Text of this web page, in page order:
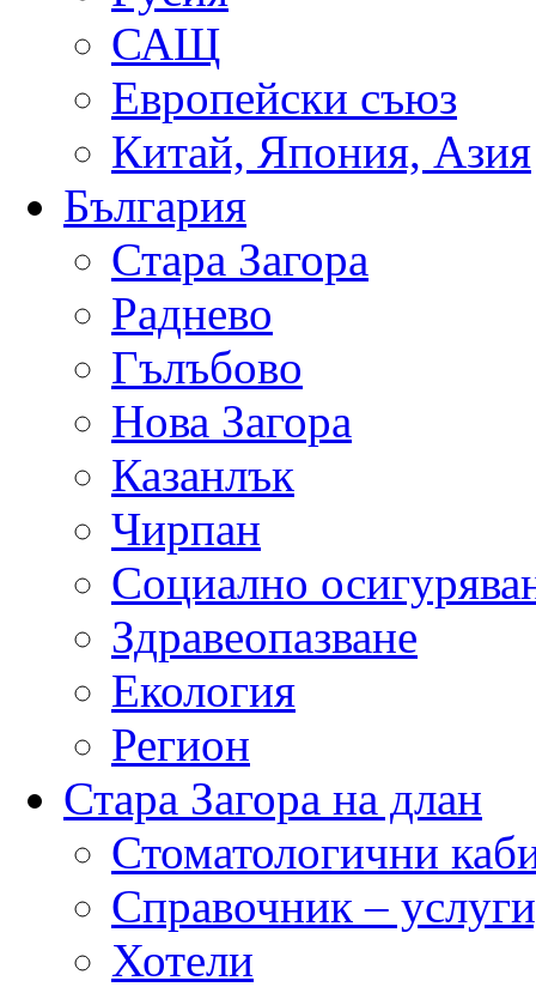
САЩ
Европейски съюз
Китай, Япония, Азия
България
Стара Загора
Раднево
Гълъбово
Нова Загора
Казанлък
Чирпан
Социално
Здравеопазване
Екология
Регион
Стара Загора на длан
Стоматологични
Справочник –
Хотели